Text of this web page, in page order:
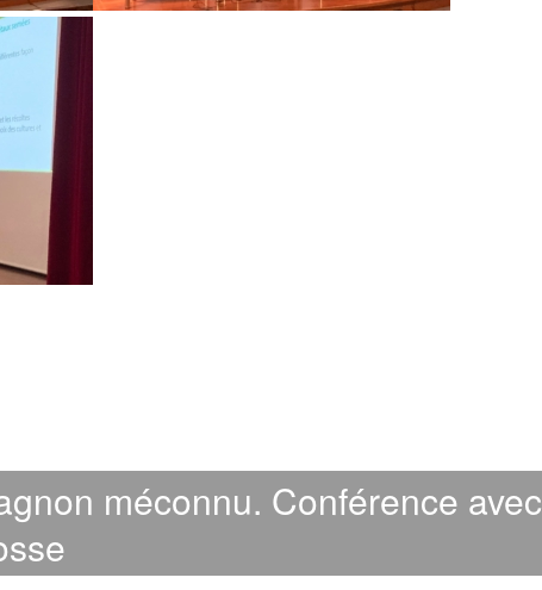
méconnu. Conférence avec